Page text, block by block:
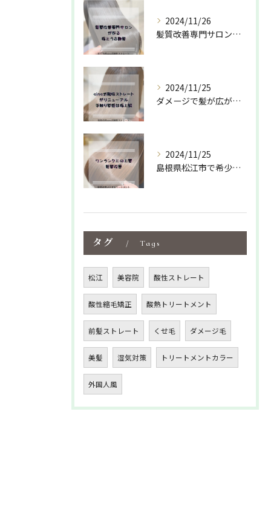
2024/11/26
髪質改善専門サロンでしか出来ない特化型の薬剤や施術で
2024/11/25
ダメージで髪が広がりパサついて収まりが悪い方におすすめ✌️
2024/11/25
島根県松江市で希少な髪質改善専門サロンの
タグ Tags
松江 美容院 酸性ストレート
酸性縮毛矯正 酸熱トリートメント
前髪ストレート くせ毛 ダメージ毛
美髪 湿気対策 トリートメントカラー
外国人風